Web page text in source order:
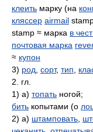
клеить марку (на
кляссер airmail
stamp ≈ марка в
почтовая марка
≈ купон
3) род сорт, тип
2. гл.
1) а) топать ногой;
бить копытами (о
2) а) штамповать